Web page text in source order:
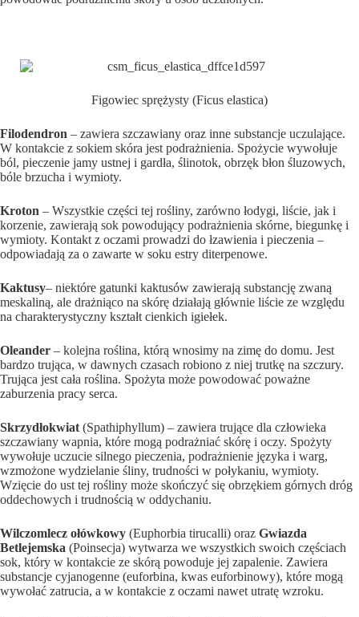
Figowiec sprężysty (Ficus elastica)
Filodendron – zawiera szczawiany oraz inne substancje uczulające.
W kontakcie z sokiem skóra jest podrażnienia. Spożycie wywołuje
ból, pieczenie jamy ustnej i gardła, ślinotok, obrzęk błon śluzowych,
bóle brzucha i wymioty.
Kroton – Wszystkie części tej rośliny, zarówno łodygi, liście, jak i
korzenie, zawierają sok powodujący podrażnienia skórne, biegunkę i
wymioty. Kontakt z oczami prowadzi do łzawienia i pieczenia –
odpowiadają za o zawarte w soku estry diterpenowe.
Kaktusy– niektóre gatunki kaktusów zawierają substancję zwaną
meskaliną, ale drażniąco na skórę działają głównie liście ze względu
na charakterystyczny kształt cienkich igiełek.
Oleander – kolejna roślina, którą wnosimy na zimę do domu. Jest
bardzo trująca, w dawnych czasach robiono z niej trutkę na szczury.
Trująca jest cała roślina. Spożyta może powodować poważne
zaburzenia pracy serca.
Skrzydłokwiat (Spathiphyllum) – zawiera trujące dla człowieka
szczawiany wapnia, które mogą podrażniać skórę i oczy. Spożyty
wywołuje uczucie silnego pieczenia, podrażnienie języka i warg,
wzmożone wydzielanie śliny, trudności w połykaniu, wymioty.
Wzięcie do ust tej rośliny może skończyć się obrzękiem górnych dróg
oddechowych i trudnością w oddychaniu.
Wilczomlecz ołówkowy (Euphorbia tirucalli) oraz Gwiazda
Betlejemska (Poinsecja) wytwarza we wszystkich swoich częściach
sok, który w kontakcie ze skórą powoduje jej zapalenie. Zawiera
substancje cyjanogenne (euforbina, kwas euforbinowy), które mogą
wywołać zatrucia, a w kontakcie z oczami nawet utratę wzroku.